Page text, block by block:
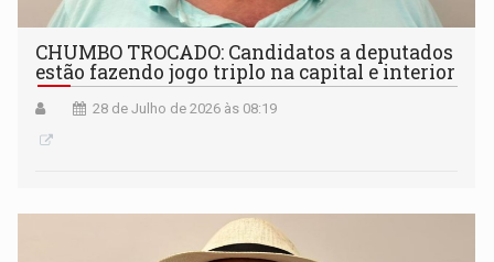
CHUMBO TROCADO: Candidatos a deputados
estão fazendo jogo triplo na capital e interior
28 de Julho de 2026 às 08:19